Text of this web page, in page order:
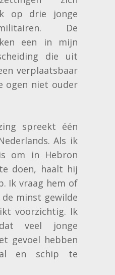
op drie jonge
De
een in mijn
die uit
verplaatsbaar
ogen niet ouder
spreekt één
Als ik
om in Hebron
doen, haalt hij
Ik vraag hem of
minst gewilde
voorzichtig. Ik
veel jonge
gevoel hebben
en schip te